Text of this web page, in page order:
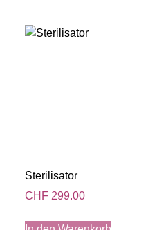
Sterilisator
CHF 299.00